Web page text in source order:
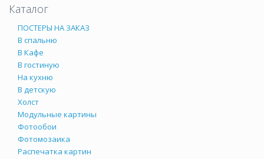
Каталог
ПОСТЕРЫ НА ЗАКАЗ
В спальню
В Кафе
В гостиную
На кухню
В детскую
Холст
Модульные картины
Фотообои
Фотомозаика
Распечатка картин